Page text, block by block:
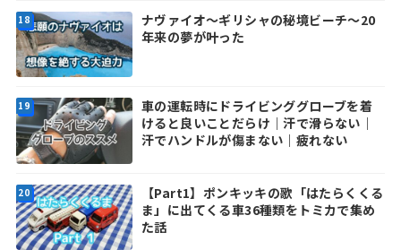
ナヴァイオ～ギリシャの秘境ビーチ～20
年来の夢が叶った
車の運転時にドライビンググローブを着
けると良いことだらけ｜汗で滑らない｜
汗でハンドルが傷まない｜疲れない
【Part1】ポンキッキの歌「はたらくくる
ま」に出てくる車36種類をトミカで集め
た話